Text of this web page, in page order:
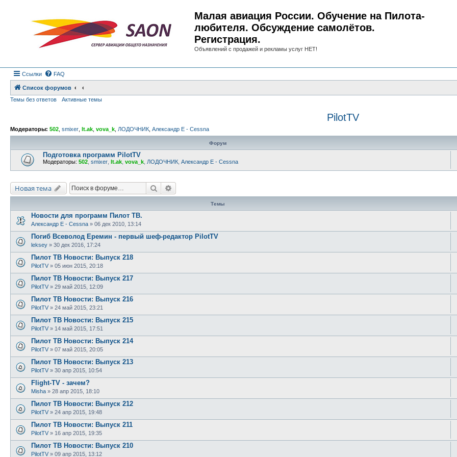
Малая авиация России. Обучение на Пилота-
любителя. Обсуждение самолётов.
Регистрация.
Объявлений с продажей и рекламы услуг НЕТ!
Ссылки FAQ
Список форумов
Темы без ответов
Активные темы
PilotTV
Модераторы: 502 smixer lt.ak vova_k ЛОДОЧНИК Александр E - Cessna
Форум
Подготовка программ PilotTV
Модераторы: 502 smixer lt.ak vova_k ЛОДОЧНИК Александр E - Cessna
Новая тема Поиск
Темы
Новости для программ Пилот ТВ.
Александр E - Cessna » 06 дек 2010, 13:14
Погиб Всеволод Еремин - первый шеф-редактор PilotTV
leksey » 30 дек 2016, 17:24
Пилот ТВ Новости: Выпуск 218
PilotTV » 05 июн 2015, 20:18
Пилот ТВ Новости: Выпуск 217
PilotTV » 29 май 2015, 12:09
Пилот ТВ Новости: Выпуск 216
PilotTV » 24 май 2015, 23:21
Пилот ТВ Новости: Выпуск 215
PilotTV » 14 май 2015, 17:51
Пилот ТВ Новости: Выпуск 214
PilotTV » 07 май 2015, 20:05
Пилот ТВ Новости: Выпуск 213
PilotTV » 30 апр 2015, 10:54
Flight-TV - зачем?
Misha » 28 апр 2015, 18:10
Пилот ТВ Новости: Выпуск 212
PilotTV » 24 апр 2015, 19:48
Пилот ТВ Новости: Выпуск 211
PilotTV » 16 апр 2015, 19:35
Пилот ТВ Новости: Выпуск 210
PilotTV » 09 апр 2015, 13:12